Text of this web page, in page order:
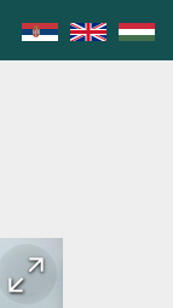
arrow_back
arrow_forward